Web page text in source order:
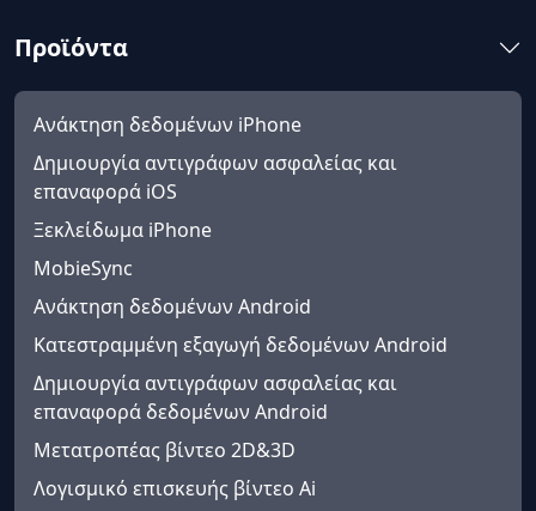
Προϊόντα
Ανάκτηση δεδομένων iPhone
Δημιουργία αντιγράφων ασφαλείας και
επαναφορά iOS
Ξεκλείδωμα iPhone
MobieSync
Ανάκτηση δεδομένων Android
Κατεστραμμένη εξαγωγή δεδομένων Android
Δημιουργία αντιγράφων ασφαλείας και
επαναφορά δεδομένων Android
Μετατροπέας βίντεο 2D&3D
Λογισμικό επισκευής βίντεο Ai